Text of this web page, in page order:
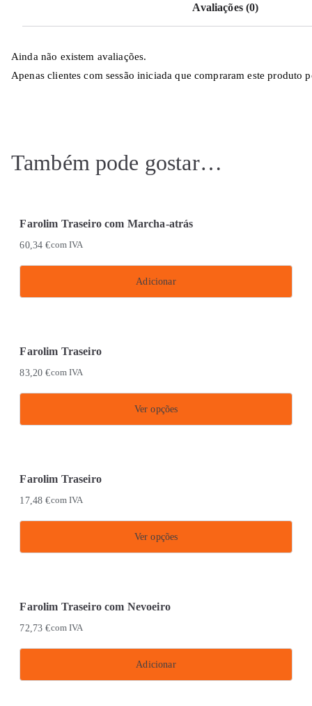
Avaliações (0)
Ainda não existem avaliações.
Apenas clientes com sessão iniciada que compraram este produto
Também pode gostar…
Farolim Traseiro com Marcha-atrás
60,34€com IVA
Adicionar
Farolim Traseiro
83,20€com IVA
Ver opções
chosen
on
page
Farolim Traseiro
17,48€com IVA
Ver opções
Farolim Traseiro com Nevoeiro
72,73€com IVA
Adicionar